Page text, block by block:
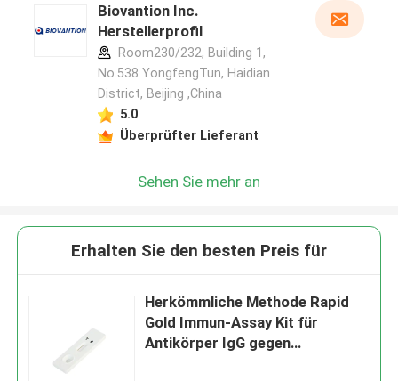
Biovantion Inc.
Herstellerprofil
Room230/232, Building 1,
No.538 YongfengTun, Haidian
District, Beijing ,China
5.0
Überprüfter Lieferant
Sehen Sie mehr an
Erhalten Sie den besten Preis für
Herkömmliche Methode Rapid
Gold Immun-Assay Kit für
Antikörper IgG gegen